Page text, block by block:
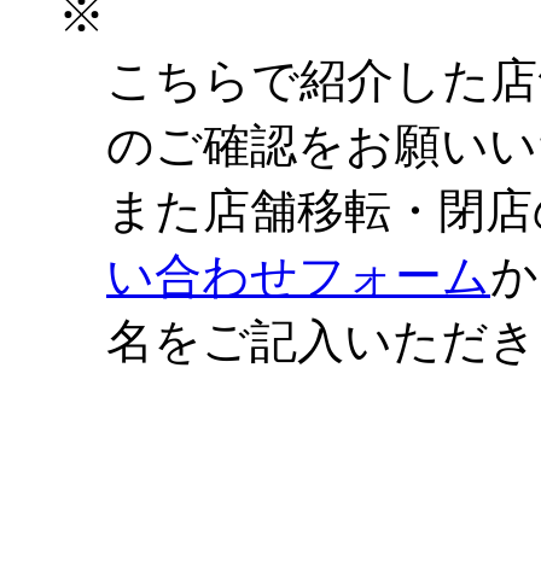
※
こちらで紹介した
のご確認をお願い
また店舗移転・閉
い合わせフォーム
名をご記入いただ